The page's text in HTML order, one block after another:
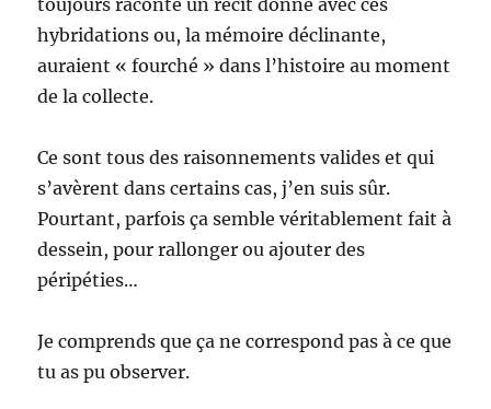
hybridations ou, la mémoire déclinante,
auraient « fourché » dans l’histoire au moment
de la collecte.
Ce sont tous des raisonnements valides et qui
s’avèrent dans certains cas, j’en suis sûr.
Pourtant, parfois ça semble véritablement fait à
dessein, pour rallonger ou ajouter des
péripéties…
Je comprends que ça ne correspond pas à ce que
tu as pu observer.